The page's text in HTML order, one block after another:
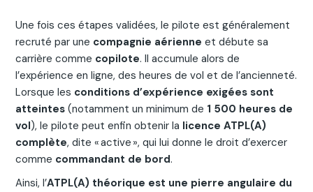
Une fois ces étapes validées, le pilote est généralement
recruté par une compagnie aérienne et débute sa
carrière comme copilote. Il accumule alors de
l’expérience en ligne, des heures de vol et de l’ancienneté.
Lorsque les conditions d’expérience exigées sont
atteintes (notamment un minimum de 1 500 heures de
vol), le pilote peut enfin obtenir la licence ATPL(A)
complète, dite « active », qui lui donne le droit d’exercer
comme commandant de bord.
Ainsi, l’ATPL(A) théorique est une pierre angulaire du